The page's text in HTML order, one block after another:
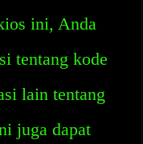
ini, Anda
tentang kode
lain tentang
juga dapat